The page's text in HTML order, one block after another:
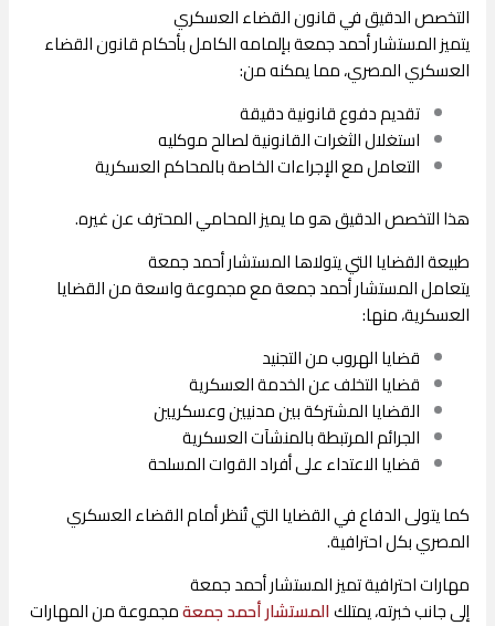
التخصص الدقيق في قانون القضاء العسكري
يتميز المستشار أحمد جمعة بإلمامه الكامل بأحكامقانون القضاء
العسكري المصري، مما يمكنه من:
تقديم دفوع قانونية دقيقة
استغلال الثغرات القانونية لصالح موكليه
التعامل مع الإجراءات الخاصة بالمحاكم العسكرية
هذا التخصص الدقيق هو ما يميز المحامي المحترف عن غيره.
طبيعة القضايا التي يتولاها المستشار أحمد جمعة
يتعامل المستشار أحمد جمعة مع مجموعة واسعة من القضايا
العسكرية، منها:
قضايا الهروب من التجنيد
قضايا التخلف عن الخدمة العسكرية
القضايا المشتركة بين مدنيين وعسكريين
الجرائم المرتبطة بالمنشآت العسكرية
قضايا الاعتداء على أفراد القوات المسلحة
كما يتولى الدفاع في القضايا التي تُنظر أمامالقضاء العسكري
المصريبكل احترافية.
مهارات احترافية تميز المستشار أحمد جمعة
إلى جانب خبرته، يمتلكالمستشار أحمد جمعةمجموعة من المهارات